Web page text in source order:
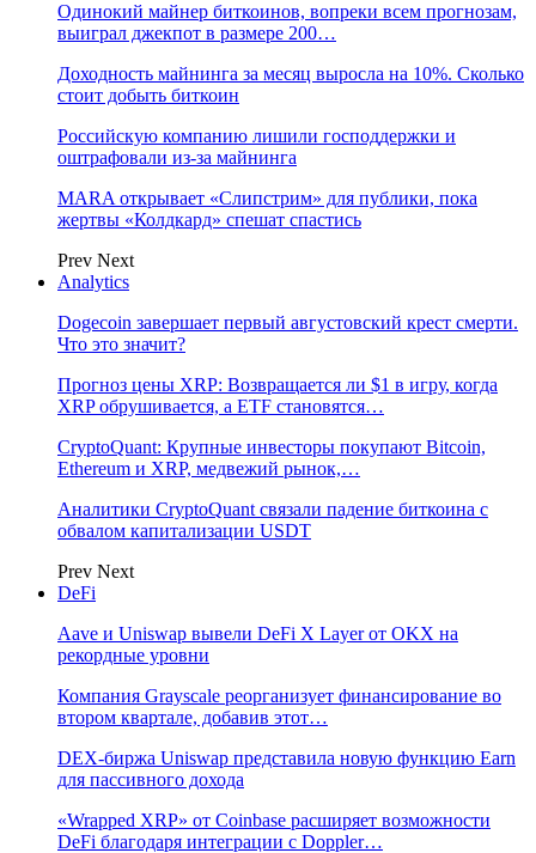
Одинокий майнер биткоинов, вопреки всем прогнозам,
выиграл джекпот в размере 200…
Доходность майнинга за месяц выросла на 10%. Сколько
стоит добыть биткоин
Российскую компанию лишили господдержки и
оштрафовали из-за майнинга
MARA открывает «Слипстрим» для публики, пока
жертвы «Колдкард» спешат спастись
Prev Next
Analytics
Dogecoin завершает первый августовский крест смерти.
Что это значит?
Прогноз цены XRP: Возвращается ли $1 в игру, когда
XRP обрушивается, а ETF становятся…
CryptoQuant: Крупные инвесторы покупают Bitcoin,
Ethereum и XRP, медвежий рынок,…
Аналитики CryptoQuant связали падение биткоина с
обвалом капитализации USDT
Prev Next
DeFi
Aave и Uniswap вывели DeFi X Layer от OKX на
рекордные уровни
Компания Grayscale реорганизует финансирование во
втором квартале, добавив этот…
DEX-биржа Uniswap представила новую функцию Earn
для пассивного дохода
«Wrapped XRP» от Coinbase расширяет возможности
DeFi благодаря интеграции с Doppler…